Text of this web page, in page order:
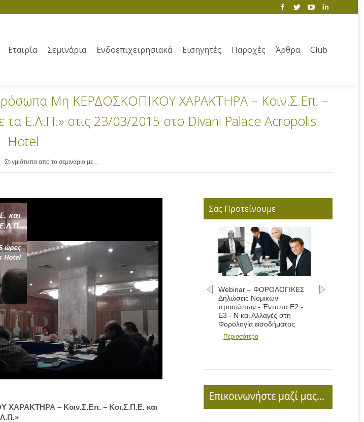
Εταιρία Σεμινάρια Ενδοεπιχειρησιακά Εισηγητές Παροχές Άρθρα Club
Πρόσωπα Μη ΚΕΡΔΟΣΚΟΠΙΚΟΥ ΧΑΡΑΚΤΗΡΑ – Κοιν.Σ.Επ. –
Ε.Λ.Π.» στις 23/03/2015 στο Divani Palace Acropolis
Hotel
Στιγμιότυπα από το σεμινάριο με…
ΧΑΡΑΚΤΗΡΑ – Κοιν.Σ.Επ. – Κοι.Σ.Π.Ε. και
Σας Προτείνουμε
Webinar – ΦΟΡΟΛΟΓΙΚΕΣ
Δηλώσεις Νομικών
προσώπων - Έντυπα Ε2 -
Ε3 - Ν και Αλλαγές στη
Φορολογία εισοδήματος
Περισσότερα